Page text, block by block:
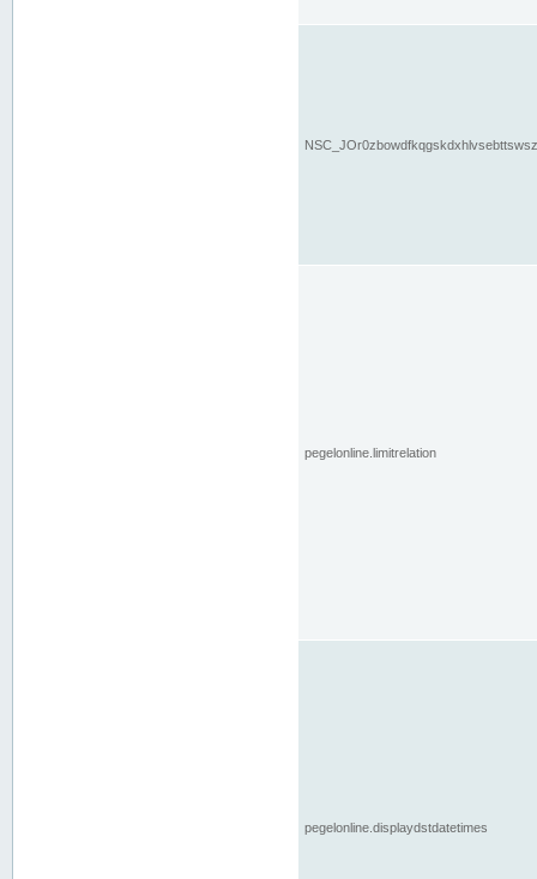
pegelonline.limitrelation
pegelonline.displaydstdatetimes